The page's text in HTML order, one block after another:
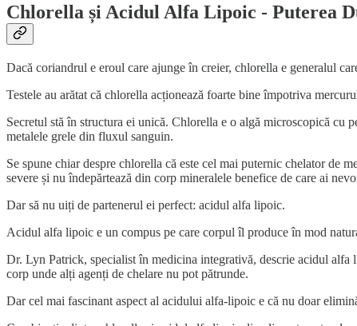
Chlorella și Acidul Alfa Lipoic - Puterea
Dacă coriandrul e eroul care ajunge în creier, chlorella e generalul
Testele au arătat că chlorella acționează foarte bine împotriva
Secretul stă în structura ei unică. Chlorella e o algă microscopică
metalele grele din fluxul sanguin.
Se spune chiar despre chlorella că este cel mai puternic chelator de
severe și nu îndepărtează din corp mineralele benefice de care ai
Dar să nu uiți de partenerul ei perfect: acidul alfa lipoic.
Acidul alfa lipoic e un compus pe care corpul îl produce în mod
Dr. Lyn Patrick, specialist în medicina integrativă, descrie acidul alfa
corp unde alți agenți de chelare nu pot pătrunde.
Dar cel mai fascinant aspect al acidului alfa-lipoic e că nu doar